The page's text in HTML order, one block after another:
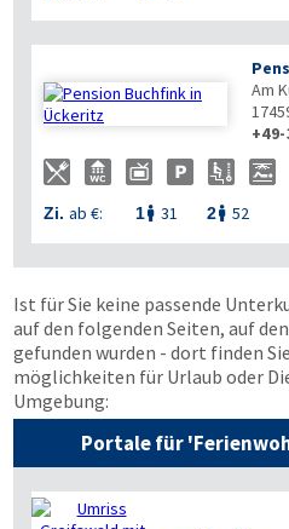

Am
Zi. ab €: 1 31 2 52
Ist für Sie keine passende
auf den folgenden Seiten, auf
gefunden wurden - dort finden
möglichkeiten für Urlaub oder
Umgebung:
Portale für